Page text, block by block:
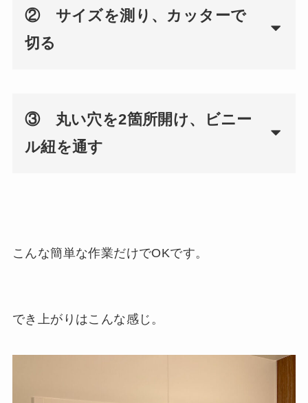
② サイズを測り、カッターで
切る
③ 丸い穴を2箇所開け、ビニー
ル紐を通す
こんな簡単な作業だけでOKです。
でき上がりはこんな感じ。